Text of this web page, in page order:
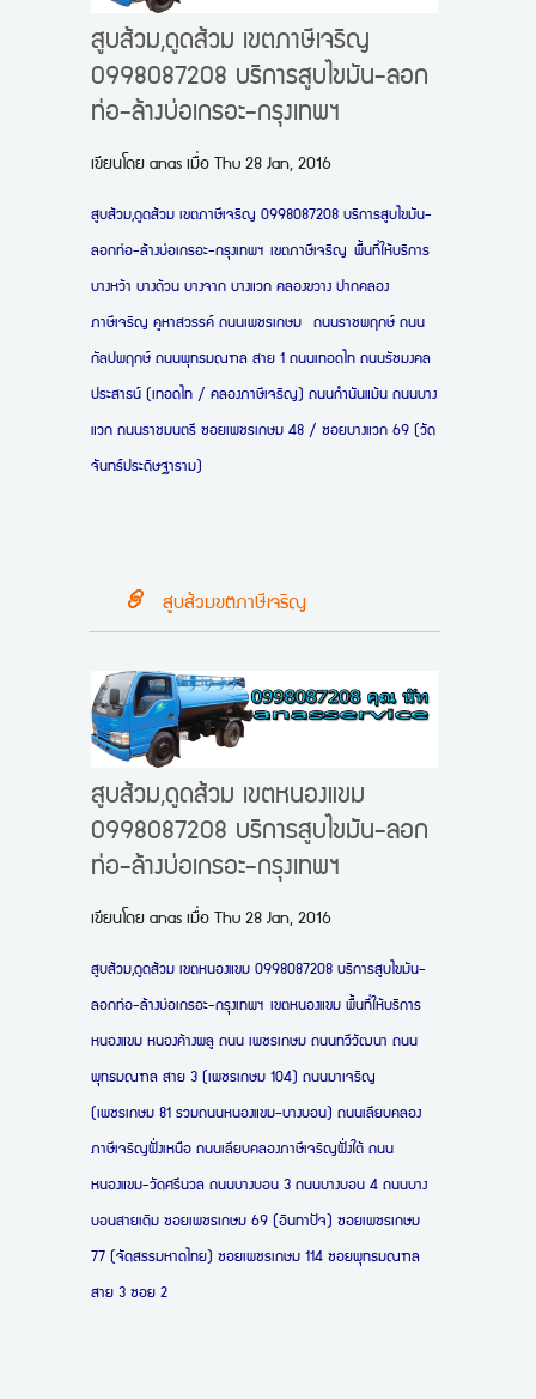
สูบส้วม,ดูดส้วม เขตภาษีเจริญ
0998087208 บริการสูบไขมัน-ลอก
ท่อ-ล้างบ่อเกรอะ-กรุงเทพฯ
เขียนโดย anas เมื่อ Thu 28 Jan, 2016
สูบส้วม,ดูดส้วม เขตภาษีเจริญ 0998087208 บริการสูบไขมัน-
ลอกท่อ-ล้างบ่อเกรอะ-กรุงเทพฯ เขตภาษีเจริญ พื้นที่ให้บริการ
บางหว้า บางด้วน บางจาก บางแวก คลองขวาง ปากคลอง
ภาษีเจริญ คูหาสวรรค์ ถนนเพชรเกษม ถนนราชพฤกษ์ ถนน
กัลปพฤกษ์ ถนนพุทธมณฑล สาย 1 ถนนเทอดไท ถนนรัชมงคล
ประสาธน์ (เทอดไท / คลองภาษีเจริญ) ถนนกำนันแม้น ถนนบาง
แวก ถนนราชมนตรี ซอยเพชรเกษม 48 / ซอยบางแวก 69 (วัด
จันทร์ประดิษฐาราม)
สูบส้วมขตภาษีเจริญ
สูบส้วม,ดูดส้วม เขตหนองแขม
0998087208 บริการสูบไขมัน-ลอก
ท่อ-ล้างบ่อเกรอะ-กรุงเทพฯ
เขียนโดย anas เมื่อ Thu 28 Jan, 2016
สูบส้วม,ดูดส้วม เขตหนองแขม 0998087208 บริการสูบไขมัน-
ลอกท่อ-ล้างบ่อเกรอะ-กรุงเทพฯ เขตหนองแขม พื้นที่ให้บริการ
หนองแขม หนองค้างพลู ถนน เพชรเกษม ถนนทวีวัฒนา ถนน
พุทธมณฑล สาย 3 (เพชรเกษม 104) ถนนมาเจริญ
(เพชรเกษม 81 รวมถนนหนองแขม-บางบอน) ถนนเลียบคลอง
ภาษีเจริญฝั่งเหนือ ถนนเลียบคลองภาษีเจริญฝั่งใต้ ถนน
หนองแขม-วัดศรีนวล ถนนบางบอน 3 ถนนบางบอน 4 ถนนบาง
บอนสายเดิม ซอยเพชรเกษม 69 (อินทาปัจ) ซอยเพชรเกษม
77 (จัดสรรมหาดไทย) ซอยเพชรเกษม 114 ซอยพุทธมณฑล
สาย 3 ซอย 2